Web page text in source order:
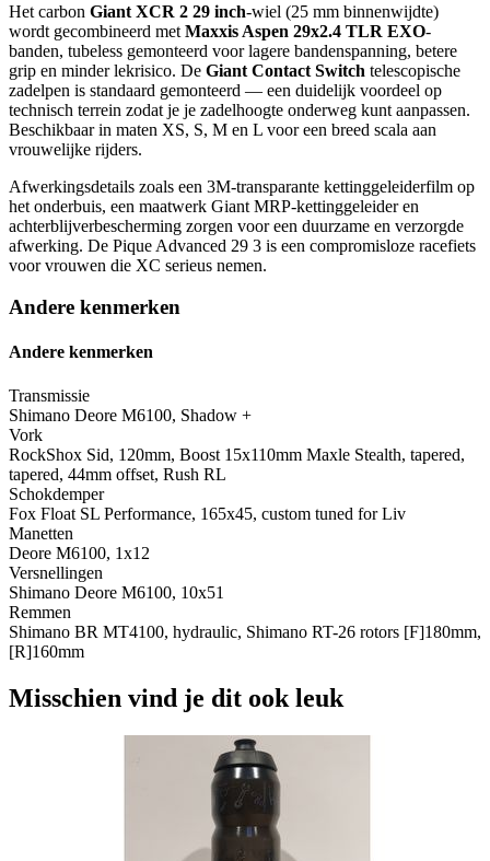
Het carbon Giant XCR 2 29 inch-wiel (25 mm binnenwijdte)
wordt gecombineerd met Maxxis Aspen 29x2.4 TLR EXO-
banden, tubeless gemonteerd voor lagere bandenspanning, betere
grip en minder lekrisico. De Giant Contact Switch telescopische
zadelpen is standaard gemonteerd — een duidelijk voordeel op
technisch terrein zodat je je zadelhoogte onderweg kunt aanpassen.
Beschikbaar in maten XS, S, M en L voor een breed scala aan
vrouwelijke rijders.
Afwerkingsdetails zoals een 3M-transparante kettinggeleiderfilm op
het onderbuis, een maatwerk Giant MRP-kettinggeleider en
achterblijverbescherming zorgen voor een duurzame en verzorgde
afwerking. De Pique Advanced 29 3 is een compromisloze racefiets
voor vrouwen die XC serieus nemen.
Andere kenmerken
Andere kenmerken
Transmissie
Shimano Deore M6100, Shadow +
Vork
RockShox Sid, 120mm, Boost 15x110mm Maxle Stealth, tapered,
tapered, 44mm offset, Rush RL
Schokdemper
Fox Float SL Performance, 165x45, custom tuned for Liv
Manetten
Deore M6100, 1x12
Versnellingen
Shimano Deore M6100, 10x51
Remmen
Shimano BR MT4100, hydraulic, Shimano RT-26 rotors [F]180mm,
[R]160mm
Misschien vind je dit ook leuk